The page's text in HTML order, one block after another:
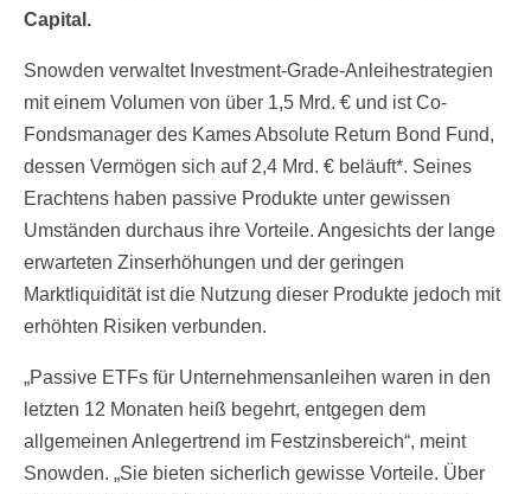
Capital.
Snowden verwaltet Investment-Grade-Anleihestrategien
mit einem Volumen von über 1,5 Mrd. € und ist Co-
Fondsmanager des Kames Absolute Return Bond Fund,
dessen Vermögen sich auf 2,4 Mrd. € beläuft*. Seines
Erachtens haben passive Produkte unter gewissen
Umständen durchaus ihre Vorteile. Angesichts der lange
erwarteten Zinserhöhungen und der geringen
Marktliquidität ist die Nutzung dieser Produkte jedoch mit
erhöhten Risiken verbunden.
„Passive ETFs für Unternehmensanleihen waren in den
letzten 12 Monaten heiß begehrt, entgegen dem
allgemeinen Anlegertrend im Festzinsbereich“, meint
Snowden. „Sie bieten sicherlich gewisse Vorteile. Über